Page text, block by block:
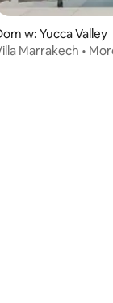
na 5, liczba
w: Yucca Valley
Marrakech •